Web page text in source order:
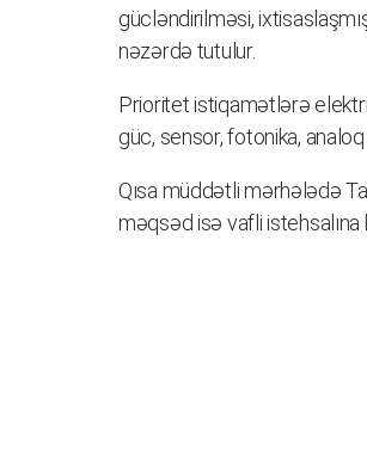
gücləndirilməsi,
nəzərdə tutulur.
Prioritet istiqamətlərə
güc, sensor, fotonika,
Qısa müddətli mərhələdə
məqsəd isə vafli istehsalına